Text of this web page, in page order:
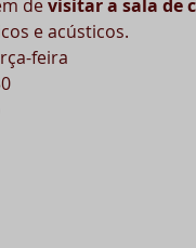
de visitar a sala de
e acústicos.
feira